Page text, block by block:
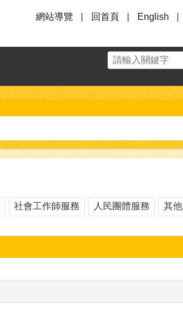
網站導覽
回首頁 English
社會工作師服務 人民團體服務 其他